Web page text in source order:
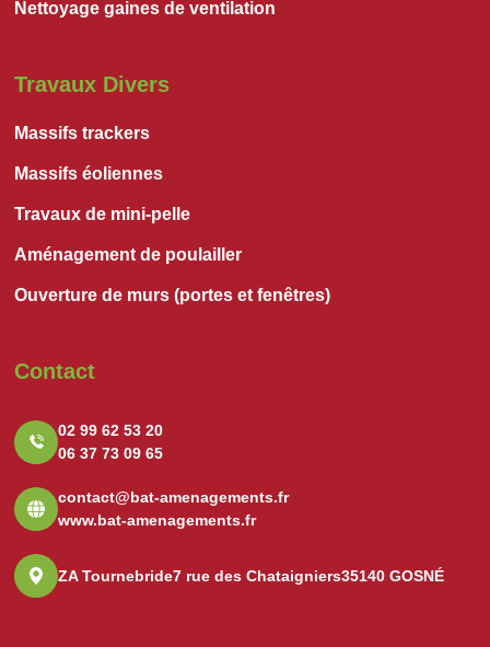
Nettoyage gaines de ventilation
Travaux Divers
Massifs trackers
Massifs éoliennes
Travaux de mini-pelle
Aménagement de poulailler
Ouverture de murs (portes et fenêtres)
Contact
02 99 62 53 20
06 37 73 09 65
contact@bat-amenagements.fr
www.bat-amenagements.fr
ZA Tournebride7 rue des Chataigniers35140 GOSNÉ